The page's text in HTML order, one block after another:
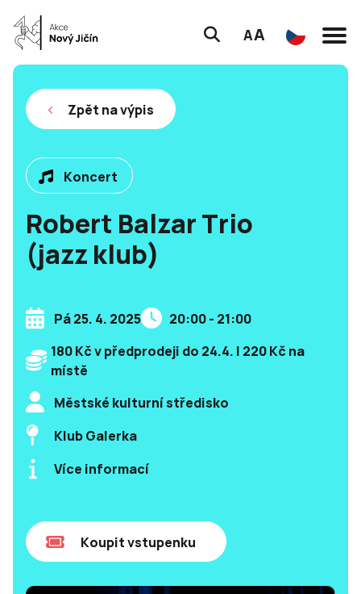
AA
Zpět na výpis
Koncert
Robert Balzar Trio
(jazz klub)
Pá 25. 4. 2025
20:00 - 21:00
180 Kč v předprodeji do 24.4. | 220 Kč na
místě
Městské kulturní středisko
Klub Galerka
Více informací
Koupit vstupenku